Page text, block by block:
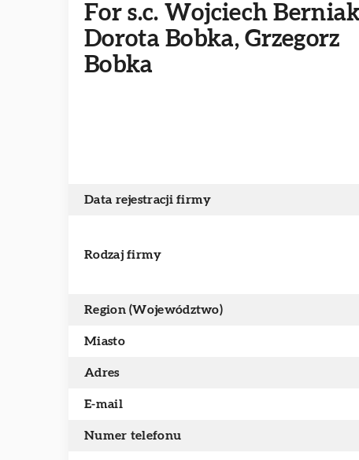
For s.c. Wojciech
Dorota Bobka, Grzegorz
Bobka
Data rejestracji firmy
Rodzaj firmy
Region (Województwo)
Miasto
Adres
E-mail
Numer telefonu